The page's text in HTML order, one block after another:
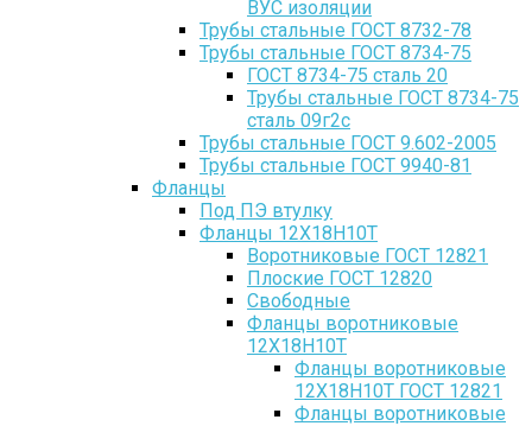
ВУС изоляции
Трубы стальные ГОСТ 8732-78
Трубы стальные ГОСТ 8734-75
ГОСТ 8734-75 сталь 20
Трубы стальные ГОСТ 8734-75
сталь 09г2с
Трубы стальные ГОСТ 9.602-2005
Трубы стальные ГОСТ 9940-81
Фланцы
Под ПЭ втулку
Фланцы 12Х18Н10Т
Воротниковые ГОСТ 12821
Плоские ГОСТ 12820
Свободные
Фланцы воротниковые
12Х18Н10Т
Фланцы воротниковые
12Х18Н10Т ГОСТ 12821
Фланцы воротниковые